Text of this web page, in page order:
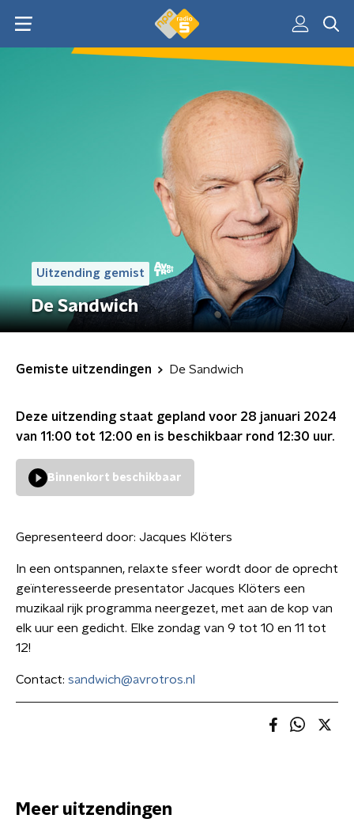
Uitzending gemist
De Sandwich
Gemiste uitzendingen De Sandwich
Deze uitzending staat gepland voor 28 januari 2024
van 11:00 tot 12:00 en is beschikbaar rond 12:30 uur.
Binnenkort beschikbaar
Gepresenteerd door: Jacques Klöters
In een ontspannen, relaxte sfeer wordt door de oprecht
geïnteresseerde presentator Jacques Klöters een
muzikaal rijk programma neergezet, met aan de kop van
elk uur een gedicht. Elke zondag van 9 tot 10 en 11 tot
12!
Contact: sandwich@avrotros.nl
Meer uitzendingen